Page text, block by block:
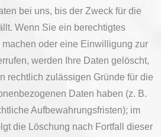
bei uns, bis der Zweck für die
Wenn Sie ein berechtigtes
machen oder eine Einwilligung zur
werden Ihre Daten gelöscht,
rechtlich zulässigen Gründe für die
Daten haben (z. B.
Aufbewahrungsfristen); im
die Löschung nach Fortfall dieser